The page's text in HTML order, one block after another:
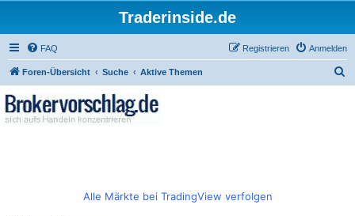
Traderinside.de
FAQ Anmelden
Registrieren
Foren-Übersicht Suche Aktive Themen
Alle Märkte bei TradingView verfolgen